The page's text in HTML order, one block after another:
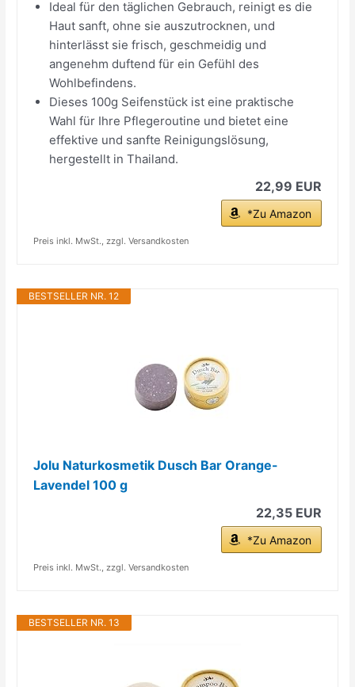
Ideal für den täglichen Gebrauch, reinigt es die
Haut sanft, ohne sie auszutrocknen, und
hinterlässt sie frisch, geschmeidig und
angenehm duftend für ein Gefühl des
Wohlbefindens.
Dieses 100g Seifenstück ist eine praktische
Wahl für Ihre Pflegeroutine und bietet eine
effektive und sanfte Reinigungslösung,
hergestellt in Thailand.
22,99 EUR
*Zu Amazon
Preis inkl. MwSt., zzgl. Versandkosten
BESTSELLER NR. 12
Jolu Naturkosmetik Dusch Bar Orange-
Lavendel 100 g
22,35 EUR
*Zu Amazon
Preis inkl. MwSt., zzgl. Versandkosten
BESTSELLER NR. 13